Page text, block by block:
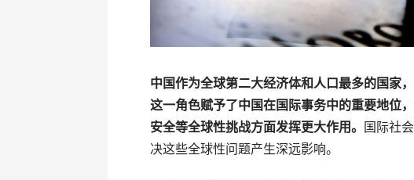
中国作为全球第二大经济体和人口最多的国家
这一角色赋予了中国在国际事务中的重要地位
安全等全球性挑战方面发挥更大作用。 国际社
决这些全球性问题产生深远影响。